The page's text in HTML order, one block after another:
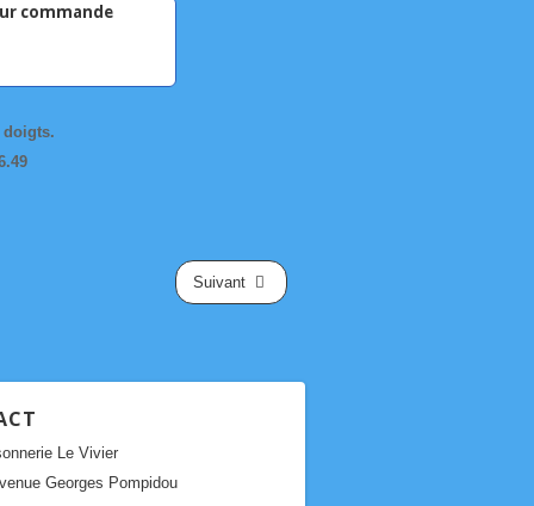
commande
doigts.
Suivant
Le Vivier
Georges Pompidou